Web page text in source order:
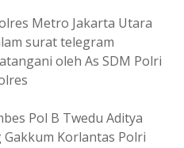
Metro Jakarta Utara
surat telegram
oleh As SDM Polri
Pol B Twedu Aditya
Korlantas Polri